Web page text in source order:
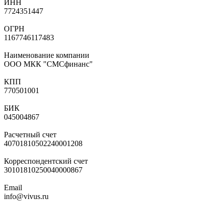
ИНН
7724351447
ОГРН
1167746117483
Наименование компании
ООО МКК "СМСфинанс"
КПП
770501001
БИК
045004867
Расчетный счет
40701810502240001208
Корреспондентский счет
30101810250040000867
Email
info@vivus.ru